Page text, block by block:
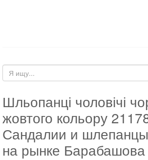
Шльопанці чоловічі
жовтого кольору
Сандалии и
на рынке Барабашова